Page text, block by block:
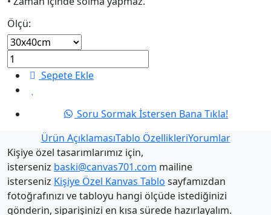
Ölçü:
Sepete Ekle
Soru Sormak İstersen Bana Tıkla!
Ürün AçıklamasıTablo ÖzellikleriYorumlar
Kişiye özel tasarımlarımız için,
isterseniz baski@canvas701.com mailine
isterseniz Kişiye Özel Kanvas Tablo sayfamızdan
fotoğrafınızı ve tabloyu hangi ölçüde istediğinizi
gönderin, siparişinizi en kısa sürede hazırlayalım.